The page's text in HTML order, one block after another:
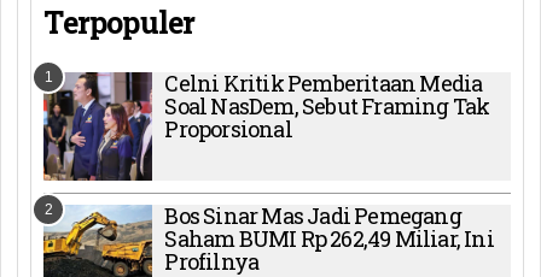
Terpopuler
1 Celni Kritik Pemberitaan Media
Soal NasDem, Sebut Framing Tak
Proporsional
2 Bos Sinar Mas Jadi Pemegang
Saham BUMI Rp 262,49 Miliar, Ini
Profilnya